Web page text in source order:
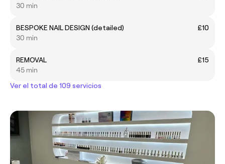
30 min
BESPOKE NAIL DESIGN (detailed)
£10
30 min
REMOVAL
£15
45 min
Ver el total de 109 servicios